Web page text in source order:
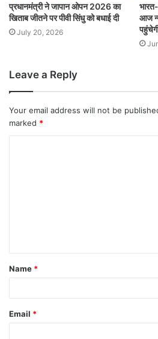
प्रधानमंत्री ने जापान ओपन 2026 का
खिताब जीतने पर पीवी सिंधु को बधाई दी
July 20, 2026
आज
Leave a Reply
Your email address will not be
marked *
Name *
Email *